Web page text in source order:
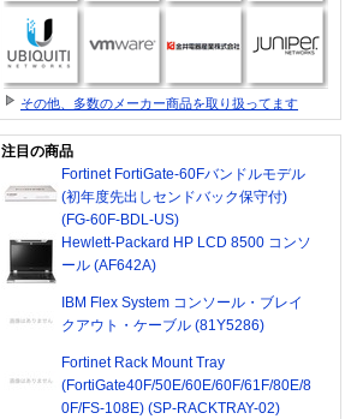
その他、多数のメーカー商品を取り扱ってます
注目の商品
Fortinet FortiGate-60Fバンドルモデル
(初年度先出しセンドバック保守付)
(FG-60F-BDL-US)
Hewlett-Packard HP LCD 8500 コンソ
ール (AF642A)
IBM Flex System コンソール・ブレイ
クアウト・ケーブル (81Y5286)
Fortinet Rack Mount Tray
(FortiGate40F/50E/60E/60F/61F/80E/8
0F/FS-108E) (SP-RACKTRAY-02)